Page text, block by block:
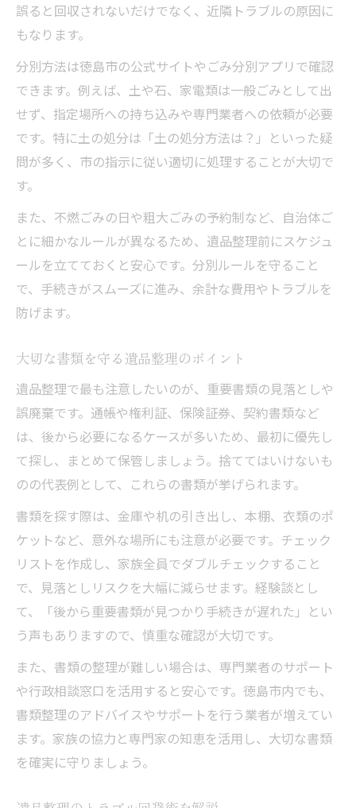
誤ると回収されないだけでなく、近隣トラブルの原因に
もなります。
分別方法は徳島市の公式サイトやごみ分別アプリで確認
できます。例えば、土や石、家電類は一般ごみとして出
せず、指定場所への持ち込みや専門業者への依頼が必要
です。特に土の処分は「土の処分方法は？」といった疑
問が多く、市の指示に従い適切に処理することが大切で
す。
また、不燃ごみの日や粗大ごみの予約制など、自治体ご
とに細かなルールが異なるため、遺品整理前にスケジュ
ールを立てておくと安心です。分別ルールを守ること
で、手続きがスムーズに進み、余計な費用やトラブルを
防げます。
大切な書類を守る遺品整理のポイント
遺品整理で最も注意したいのが、重要書類の見落としや
誤廃棄です。通帳や権利証、保険証券、契約書類など
は、後から必要になるケースが多いため、最初に優先し
て探し、まとめて保管しましょう。捨ててはいけないも
のの代表例として、これらの書類が挙げられます。
書類を探す際は、金庫や机の引き出し、本棚、衣類のポ
ケットなど、意外な場所にも注意が必要です。チェック
リストを作成し、家族全員でダブルチェックすること
で、見落としリスクを大幅に減らせます。経験談とし
て、「後から重要書類が見つかり手続きが遅れた」とい
う声もありますので、慎重な確認が大切です。
また、書類の整理が難しい場合は、専門業者のサポート
や行政相談窓口を活用すると安心です。徳島市内でも、
書類整理のアドバイスやサポートを行う業者が増えてい
ます。家族の協力と専門家の知恵を活用し、大切な書類
を確実に守りましょう。